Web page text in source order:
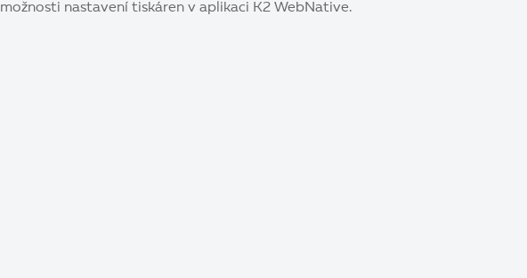
možnosti nastavení tiskáren v aplikaci K2 WebNative.